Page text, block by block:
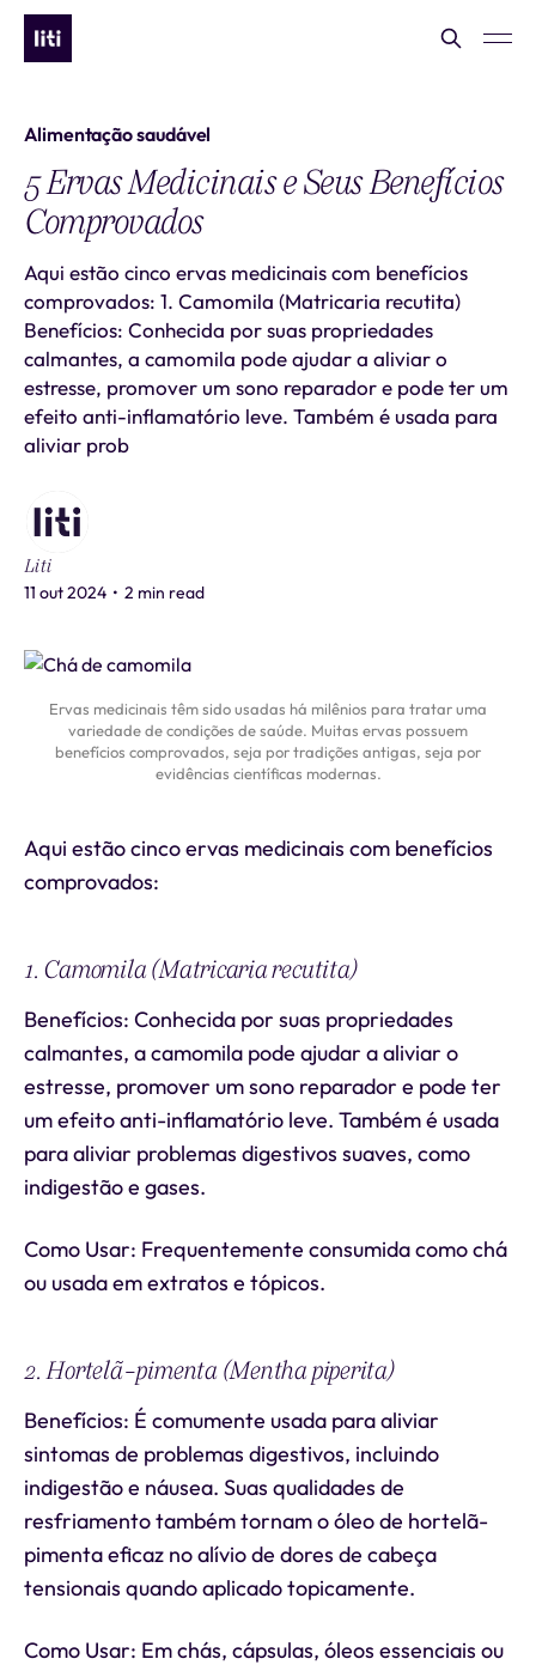
Alimentação saudável
5 Ervas Medicinais e Seus Benefícios
Comprovados
Aqui estão cinco ervas medicinais com benefícios
comprovados: 1. Camomila (Matricaria recutita)
Benefícios: Conhecida por suas propriedades
calmantes, a camomila pode ajudar a aliviar o
estresse, promover um sono reparador e pode ter um
efeito anti-inflamatório leve. Também é usada para
aliviar prob
Liti
11 out 2024 • 2 min read
Ervas medicinais têm sido usadas há milênios para tratar uma
variedade de condições de saúde. Muitas ervas possuem
benefícios comprovados, seja por tradições antigas, seja por
evidências científicas modernas.
Aqui estão cinco ervas medicinais com benefícios
comprovados:
1. Camomila (Matricaria recutita)
Benefícios: Conhecida por suas propriedades
calmantes, a camomila pode ajudar a aliviar o
estresse, promover um sono reparador e pode ter
um efeito anti-inflamatório leve. Também é usada
para aliviar problemas digestivos suaves, como
indigestão e gases.
Como Usar: Frequentemente consumida como chá
ou usada em extratos e tópicos.
2. Hortelã-pimenta (Mentha piperita)
Benefícios: É comumente usada para aliviar
sintomas de problemas digestivos, incluindo
indigestão e náusea. Suas qualidades de
resfriamento também tornam o óleo de hortelã-
pimenta eficaz no alívio de dores de cabeça
tensionais quando aplicado topicamente.
Como Usar: Em chás, cápsulas, óleos essenciais ou